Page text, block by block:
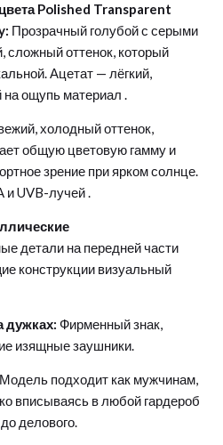
Polished Transparent
Прозрачный голубой с серыми
сложный оттенок, который
Ацетат — лёгкий,
на ощупь материал .
холодный оттенок,
общую цветовую гамму и
зрение при ярком солнце.
и UVB-лучей.
детали на передней части
конструкции визуальный
дужках: Фирменный знак,
изящные заушники.
Модель подходит как мужчинам,
вписываясь в любой гардероб
делового.